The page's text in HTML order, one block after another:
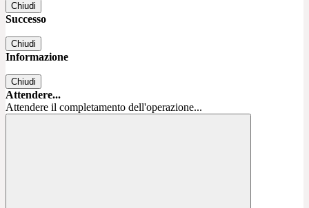
Chiudi
Successo
Chiudi
Informazione
Chiudi
Attendere...
Attendere il completamento dell'operazione...